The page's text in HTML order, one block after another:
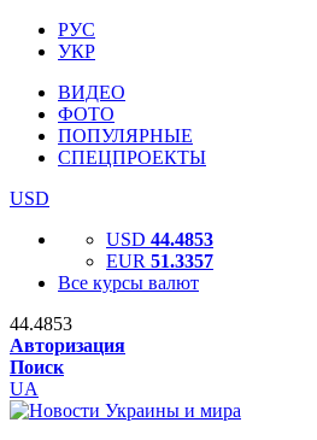
РУС
УКР
ВИДЕО
ФОТО
ПОПУЛЯРНЫЕ
СПЕЦПРОЕКТЫ
USD
USD 44.4853
EUR 51.3357
Все курсы валют
44.4853
Авторизация
Поиск
UA